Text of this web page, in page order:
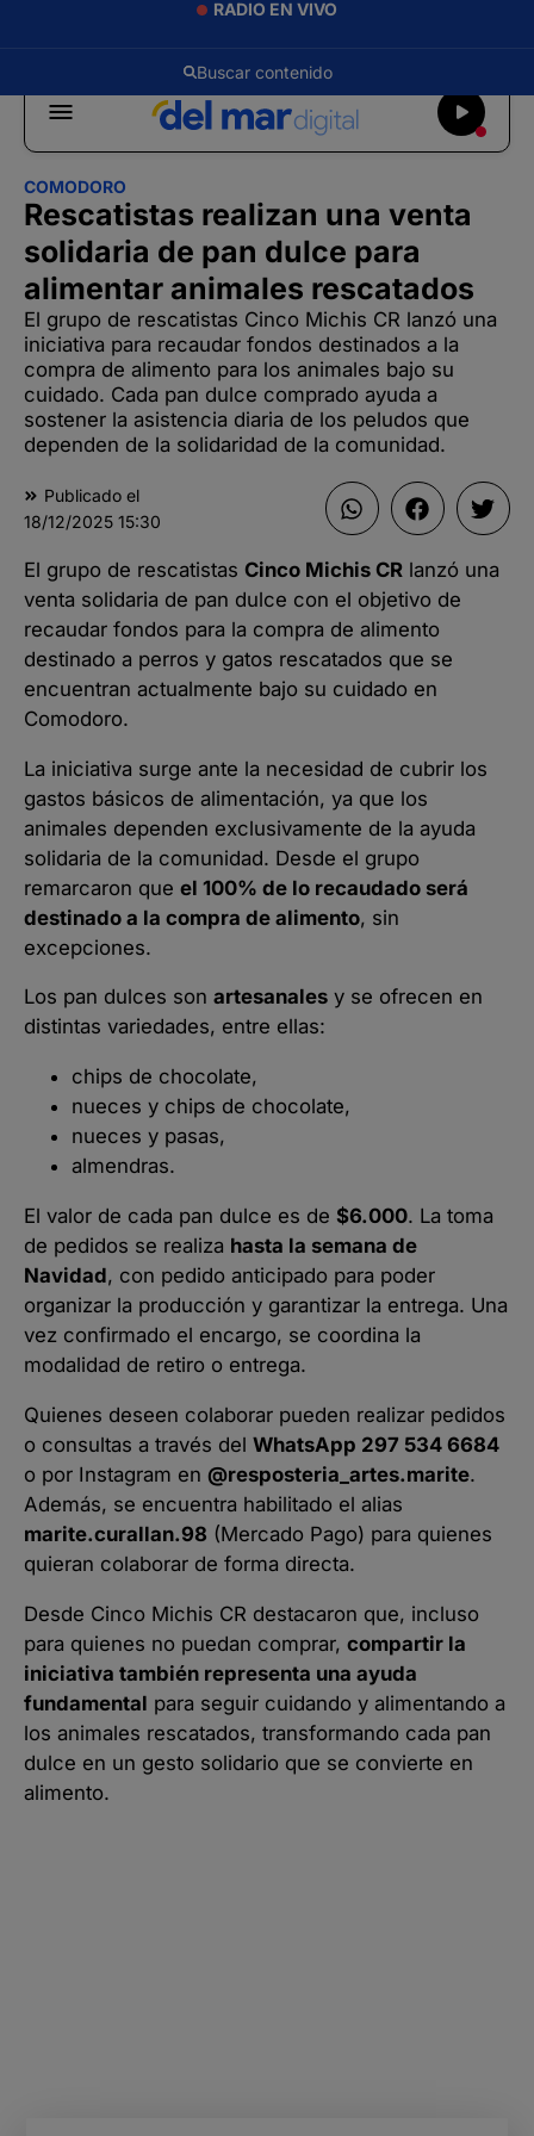
RADIO EN VIVO
COMODORO
Rescatistas realizan una venta
solidaria de pan dulce para
alimentar animales rescatados
El grupo de rescatistas Cinco Michis CR lanzó una
iniciativa para recaudar fondos destinados a la
compra de alimento para los animales bajo su
cuidado. Cada pan dulce comprado ayuda a
sostener la asistencia diaria de los peludos que
dependen de la solidaridad de la comunidad.
Publicado el
18/12/2025 15:30
El grupo de rescatistas Cinco Michis CR lanzó una
venta solidaria de pan dulce con el objetivo de
recaudar fondos para la compra de alimento
destinado a perros y gatos rescatados que se
encuentran actualmente bajo su cuidado en
Comodoro.
La iniciativa surge ante la necesidad de cubrir los
gastos básicos de alimentación, ya que los
animales dependen exclusivamente de la ayuda
solidaria de la comunidad. Desde el grupo
remarcaron que el 100% de lo recaudado será
destinado a la compra de alimento, sin
excepciones.
Los pan dulces son artesanales y se ofrecen en
distintas variedades, entre ellas:
chips de chocolate,
nueces y chips de chocolate,
nueces y pasas,
almendras.
El valor de cada pan dulce es de $6.000. La toma
de pedidos se realiza hasta la semana de
Navidad, con pedido anticipado para poder
organizar la producción y garantizar la entrega. Una
vez confirmado el encargo, se coordina la
modalidad de retiro o entrega.
Quienes deseen colaborar pueden realizar pedidos
o consultas a través del WhatsApp 297 534 6684
o por Instagram en @resposteria_artes.marite.
Además, se encuentra habilitado el alias
marite.curallan.98 (Mercado Pago) para quienes
quieran colaborar de forma directa.
Desde Cinco Michis CR destacaron que, incluso
para quienes no puedan comprar, compartir la
iniciativa también representa una ayuda
fundamental para seguir cuidando y alimentando a
los animales rescatados, transformando cada pan
dulce en un gesto solidario que se convierte en
alimento.